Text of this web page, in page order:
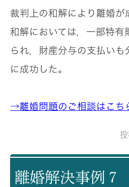
裁判上の和解により離婚が
和解においては，一部特有
られ，財産分与の支払いも
に成功した。
→離婚問題のご相談はこち
離婚解決事例